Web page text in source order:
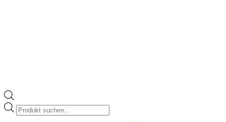
Products
search